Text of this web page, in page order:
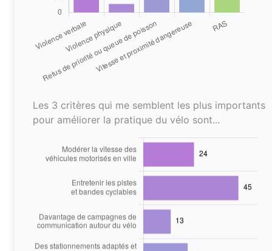
Les 3 critères qui me semblent les plus importants
pour améliorer la pratique du vélo sont...